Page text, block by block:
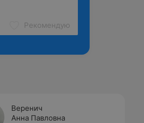
Рекомендую
Веренич
Анна Павловна